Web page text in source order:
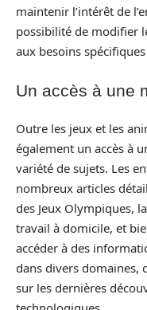
maintenir l’intérêt de
possibilité de modifier
aux besoins
Un accès à une
Outre les jeux et les
également un accès à
variété de sujets. Les
nombreux articles
des Jeux Olympiques,
travail à domicile, et
accéder à des
dans divers domaines,
sur les dernières